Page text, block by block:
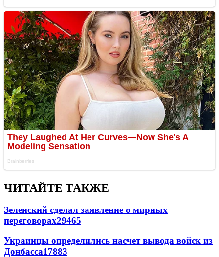
ЧИТАЙТЕ ТАКЖЕ
Зеленский сделал заявление о мирных
переговорах29465
Украинцы определились насчет вывода войск из
Донбасса17883